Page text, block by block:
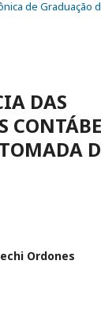
de Graduação
DAS
Ordones